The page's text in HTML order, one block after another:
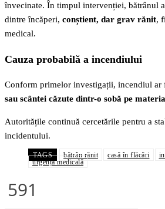
învecinate. În timpul intervenției, bătrânul
dintre încăperi, conștient, dar grav rănit,
medical.
Cauza probabilă a incendiului
Conform primelor investigații, incendiul ar
sau scântei căzute dintr-o sobă pe
Autoritățile continuă cercetările pentru a
incidentului.
TAGS bătrân rănit casă în flăcări
urgență medicală
591